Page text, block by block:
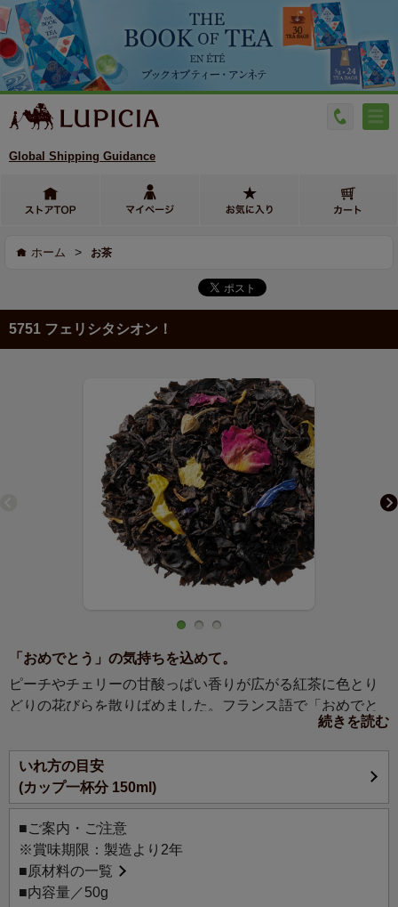
Global Shipping Guidance
ホーム > お茶
5751 フェリシタシオン！
「おめでとう」の気持ちを込めて。
ピーチやチェリーの甘酸っぱい香りが広がる紅茶に色とり
どりの花びらを散りばめました。フランス語で「おめでと
日常にあふれる小さな「おめでとう」から結婚や入学、卒
業といった人生の節目の「おめでとう」まで、すべてのお
祝いにふさわしいお茶として、フランス語で「おめでと
う！」を意味する「Felicitations!（フェリシタシオン！）」
という名前をつけました。
フランスでは結婚、卒業、昇進、誕生日など、様々な祝賀
の場面で広く使われる言葉です。
続きを読む
いれ方の目安
(カップ一杯分 150ml)
■ご案内・ご注意
※賞味期限：製造より2年
■原材料の一覧
■内容量／50g